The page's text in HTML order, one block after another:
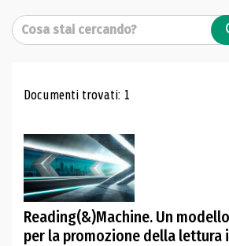
Cerca
Risultati di ricerca
Documenti trovati: 1
Reading(&)Machine. Un
per la promozione della lettura